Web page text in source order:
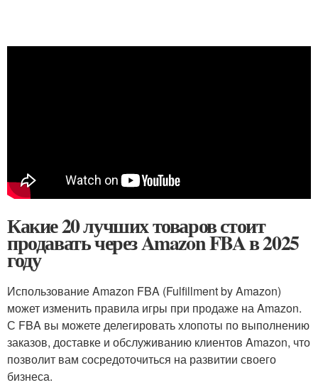
Какие 20 лучших товаров стоит
продавать через Amazon FBA в 2025
году
Использование Amazon FBA (Fulfillment by Amazon)
может изменить правила игры при продаже на Amazon.
С FBA вы можете делегировать хлопоты по выполнению
заказов, доставке и обслуживанию клиентов Amazon, что
позволит вам сосредоточиться на развитии своего
бизнеса.